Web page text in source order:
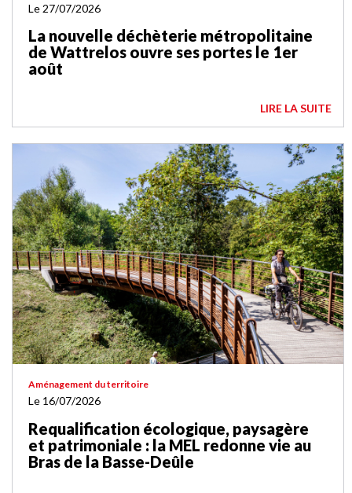
Le 27/07/2026
La nouvelle déchèterie métropolitaine
de Wattrelos ouvre ses portes le 1er
août
LIRE LA SUITE
Aménagement du territoire
Le 16/07/2026
Requalification écologique, paysagère
et patrimoniale : la MEL redonne vie au
Bras de la Basse-Deûle